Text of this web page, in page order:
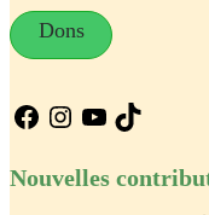
Dons
Facebook
Instagram
YouTube
TikTok
Nouvelles